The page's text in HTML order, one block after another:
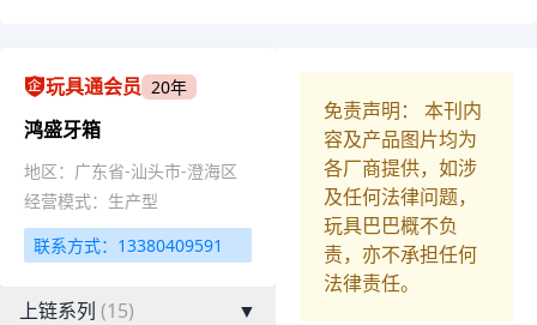
玩具通会员 20年
鸿盛牙箱
地区：广东省-汕头市-澄海区
经营模式：生产型
联系方式：13380409591
上链系列 (15)
▼
免责声明： 本刊内
容及产品图片均为
各厂商提供，如涉
及任何法律问题，
玩具巴巴概不负
责，亦不承担任何
法律责任。